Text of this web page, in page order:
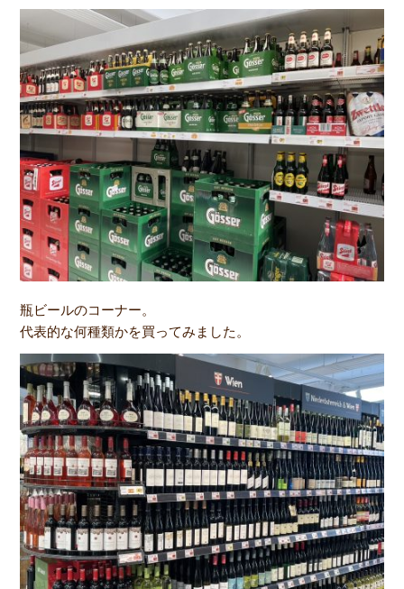
瓶ビールのコーナー。
代表的な何種類かを買ってみました。